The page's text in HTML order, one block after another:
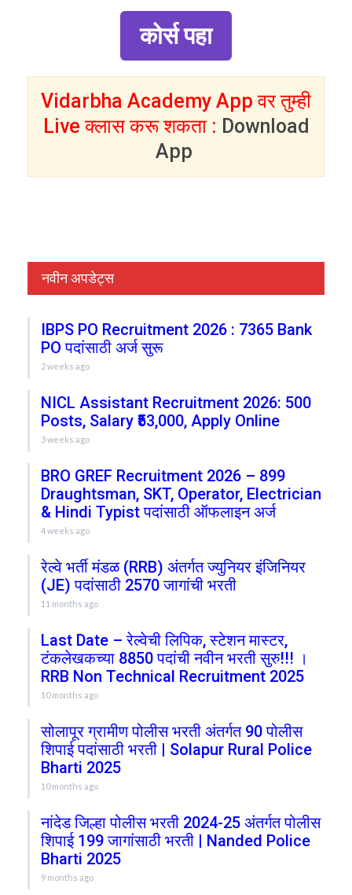
कोर्स पहा
Vidarbha Academy App वर तुम्ही
Live क्लास करू शकता : Download
App
नवीन अपडेट्स
IBPS PO Recruitment 2026 : 7365 Bank
PO पदांसाठी अर्ज सुरू
2 weeks ago
NICL Assistant Recruitment 2026: 500
Posts, Salary ₹53,000, Apply Online
3 weeks ago
BRO GREF Recruitment 2026 – 899
Draughtsman, SKT, Operator, Electrician
& Hindi Typist पदांसाठी ऑफलाइन अर्ज
4 weeks ago
रेल्वे भर्ती मंडळ (RRB) अंतर्गत ज्युनियर इंजिनियर
(JE) पदांसाठी 2570 जागांची भरती
11 months ago
Last Date – रेल्वेची लिपिक, स्टेशन मास्टर,
टंकलेखकच्या 8850 पदांची नवीन भरती सुरु!!! ।
RRB Non Technical Recruitment 2025
10 months ago
सोलापूर ग्रामीण पोलीस भरती अंतर्गत 90 पोलीस
शिपाई पदांसाठी भरती | Solapur Rural Police
Bharti 2025
10 months ago
नांदेड जिल्हा पोलीस भरती 2024-25 अंतर्गत पोलीस
शिपाई 199 जागांसाठी भरती | Nanded Police
Bharti 2025
9 months ago